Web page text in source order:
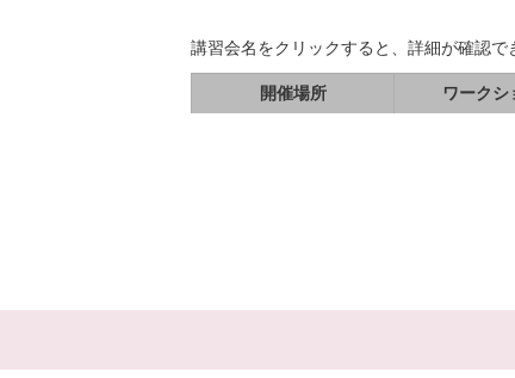
講習会名をクリックすると、詳細が確認で
開催場所 ワークシ